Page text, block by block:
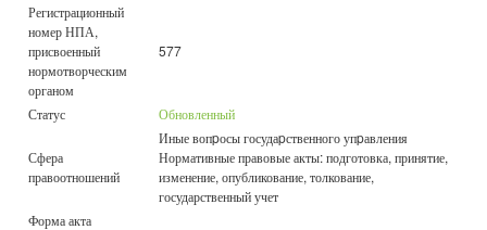
Регистрационный
номер НПА,
присвоенный
нормотворческим
органом
577
Статус Обновленный
Сфера
правоотношений
Иные вопpосы госудаpственного упpавления
Нормативные правовые акты: подготовка, принятие,
изменение, опубликование, толкование,
государственный учет
Форма акта